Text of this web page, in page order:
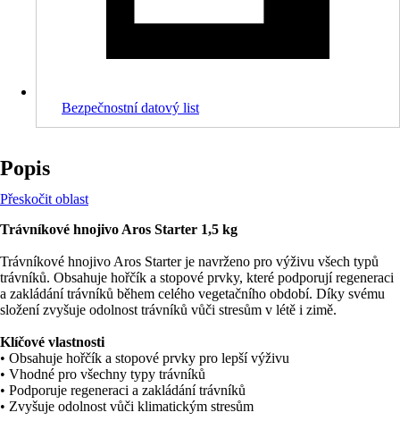
Bezpečnostní datový list
Popis
Přeskočit oblast
Trávníkové hnojivo Aros Starter 1,5 kg
Trávníkové hnojivo Aros Starter je navrženo pro výživu všech typů
trávníků. Obsahuje hořčík a stopové prvky, které podporují regeneraci
a zakládání trávníků během celého vegetačního období. Díky svému
složení zvyšuje odolnost trávníků vůči stresům v létě i zimě.
Klíčové vlastnosti
• Obsahuje hořčík a stopové prvky pro lepší výživu
• Vhodné pro všechny typy trávníků
• Podporuje regeneraci a zakládání trávníků
• Zvyšuje odolnost vůči klimatickým stresům